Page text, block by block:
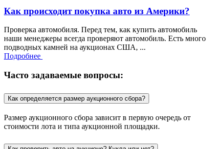
Как происходит покупка авто из Америки?
Проверка автомобиля. Перед тем, как купить автомобиль
наши менеджеры всегда проверяют автомобиль. Есть много
подводных камней на аукционах США, ...
Подробнее
Часто задаваемые вопросы:
Как определяется размер аукционного сбора?
Размер аукционного сбора зависит в первую очередь от
стоимости лота и типа аукционной площадки.